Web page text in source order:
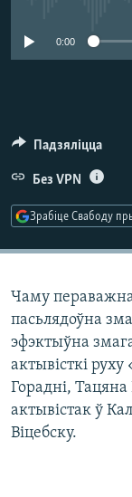
КАЛЯНДАР
НА ХВАЛЯХ
0:00
Падзяліцца
Без VPN
Зрабіце Свабоду
Чаму
пасьлядоўна
эфэктыўна
актывісткі
Горадні, Тацяна
актывістак ў
Віцебску.